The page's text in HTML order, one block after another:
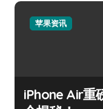
苹果资讯
iPhone Air重